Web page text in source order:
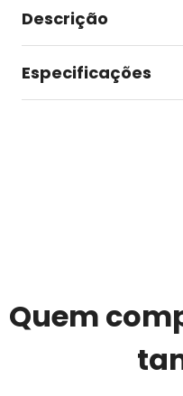
Descrição
Especificações
Quem